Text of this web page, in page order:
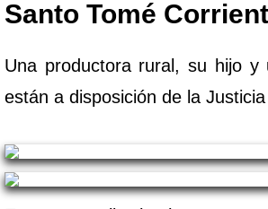
Santo Tomé
Una productora rural, su hijo y
están a disposición de la Justicia